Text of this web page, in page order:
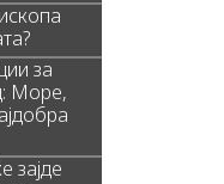
за
Море,
зајде